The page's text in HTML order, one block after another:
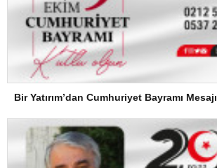
Bir Yatırım’dan Cumhuriyet Bayramı Mesajı